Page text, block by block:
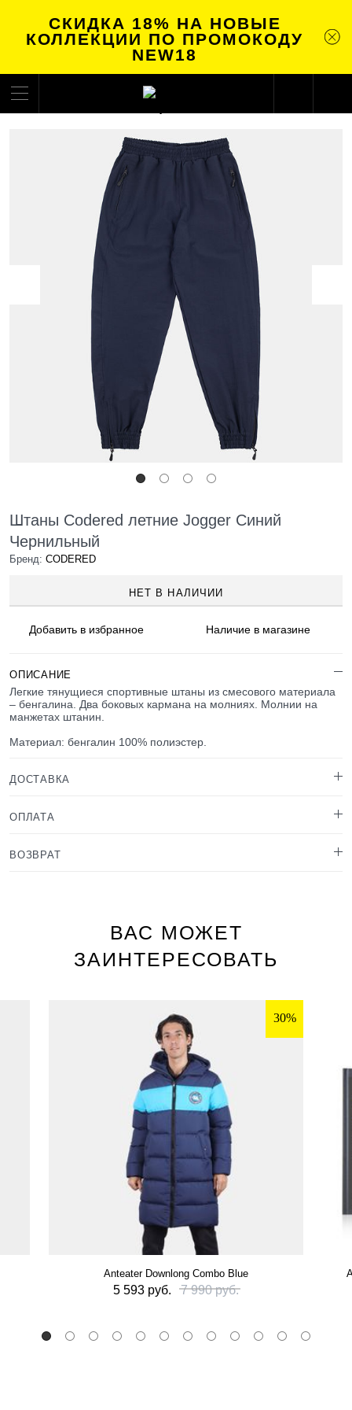
СКИДКА 18% НА НОВЫЕ
КОЛЛЕКЦИИ ПО ПРОМОКОДУ
NEW18
Штаны Codered летние Jogger Синий
Чернильный
Бренд: CODERED
НЕТ В НАЛИЧИИ
Добавить в избранное Наличиев магазине
ОПИСАНИЕ
Легкие тянущиеся спортивные штаны из смесового материала
– бенгалина. Два боковых кармана на молниях. Молнии на
манжетах штанин.
Материал: бенгалин 100% полиэстер.
ДОСТАВКА
ОПЛАТА
ВОЗВРАТ
ВАС МОЖЕТ
ЗАИНТЕРЕСОВАТЬ
30%
Anteater Downlong Combo Blue
5 593 руб. 7 990 руб.